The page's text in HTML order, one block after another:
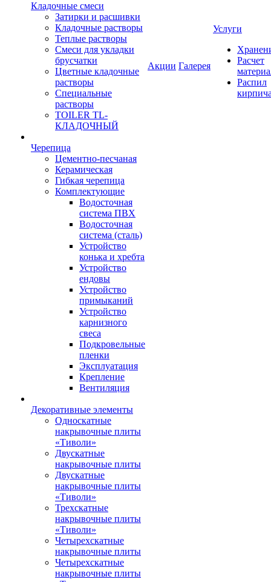
Кладочные смеси
Затирки и расшивки
Кладочные растворы
Теплые растворы
Смеси для укладки
брусчатки
Цветные кладочные
растворы
Специальные
растворы
TOILER TL-
КЛАДОЧНЫЙ
Черепица
Цементно-песчаная
Керамическая
Гибкая черепица
Комплектующие
Водосточная
система ПВХ
Водосточная
система (сталь)
Устройство
конька и хребта
Устройство
ендовы
Устройство
примыканий
Устройство
карнизного
свеса
Подкровельные
пленки
Эксплуатация
Крепление
Вентиляция
Декоративные элементы
Односкатные
накрывочные плиты
«Тиволи»
Двускатные
накрывочные плиты
Двускатные
накрывочные плиты
«Тиволи»
Трехскатные
накрывочные плиты
«Тиволи»
Четырехскатные
накрывочные плиты
Четырехскатные
накрывочные плиты
Акции Галерея
Услуги
Расчет
Распил